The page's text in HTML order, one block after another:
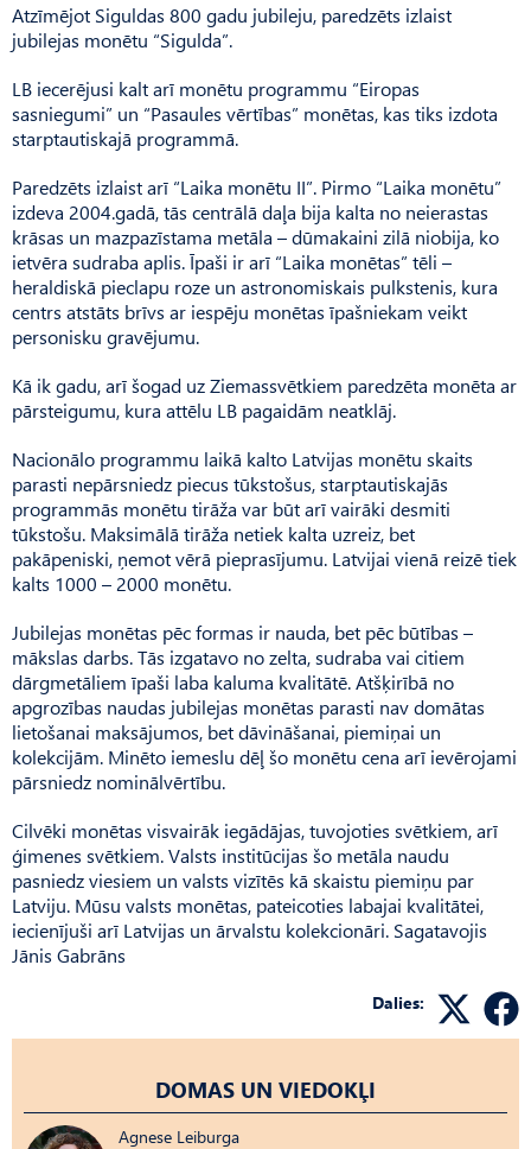
Atzīmējot Siguldas 800 gadu jubileju, paredzēts izlaist
jubilejas monētu “Sigulda”.
LB iecerējusi kalt arī monētu programmu “Eiropas
sasniegumi” un “Pasaules vērtības” monētas, kas tiks izdota
starptautiskajā programmā.
Paredzēts izlaist arī “Laika monētu II”. Pirmo “Laika monētu”
izdeva 2004.gadā, tās centrālā daļa bija kalta no neierastas
krāsas un mazpazīstama metāla – dūmakaini zilā niobija, ko
ietvēra sudraba aplis. Īpaši ir arī “Laika monētas” tēli –
heraldiskā pieclapu roze un astronomiskais pulkstenis, kura
centrs atstāts brīvs ar iespēju monētas īpašniekam veikt
personisku gravējumu.
Kā ik gadu, arī šogad uz Ziemassvētkiem paredzēta monēta ar
pārsteigumu, kura attēlu LB pagaidām neatklāj.
Nacionālo programmu laikā kalto Latvijas monētu skaits
parasti nepārsniedz piecus tūkstošus, starptautiskajās
programmās monētu tirāža var būt arī vairāki desmiti
tūkstošu. Maksimālā tirāža netiek kalta uzreiz, bet
pakāpeniski, ņemot vērā pieprasījumu. Latvijai vienā reizē tiek
kalts 1000 – 2000 monētu.
Jubilejas monētas pēc formas ir nauda, bet pēc būtības –
mākslas darbs. Tās izgatavo no zelta, sudraba vai citiem
dārgmetāliem īpaši laba kaluma kvalitātē. Atšķirībā no
apgrozības naudas jubilejas monētas parasti nav domātas
lietošanai maksājumos, bet dāvināšanai, piemiņai un
kolekcijām. Minēto iemeslu dēļ šo monētu cena arī ievērojami
pārsniedz nominālvērtību.
Cilvēki monētas visvairāk iegādājas, tuvojoties svētkiem, arī
ģimenes svētkiem. Valsts institūcijas šo metāla naudu
pasniedz viesiem un valsts vizītēs kā skaistu piemiņu par
Latviju. Mūsu valsts monētas, pateicoties labajai kvalitātei,
iecienījuši arī Latvijas un ārvalstu kolekcionāri. Sagatavojis
Jānis Gabrāns
Dalies:
DOMAS UN VIEDOKĻI
Agnese Leiburga